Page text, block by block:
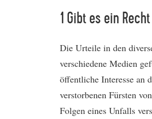
1 Gibt es ein
Die Urteile in den
verschiedene Medien
öffentliche Interesse an
verstorbenen Fürsten
Folgen eines Unfalls